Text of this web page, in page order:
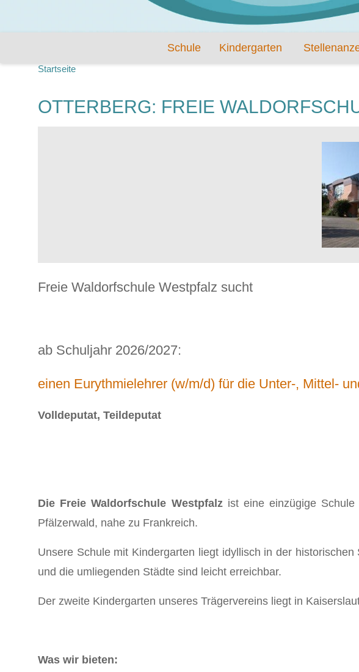
Schule Kindergarten
Startseite
OTTERBERG: FREIE
Freie Waldorfschule Westpfalz sucht
ab Schuljahr 2026/2027:
einen Eurythmielehrer (w/m/d) für die Unter-, Mittel-
Volldeputat, Teildeputat
Die Freie Waldorfschule Westpfalz ist eine einzügige
Pfälzerwald, nahe zu Frankreich.
Unsere Schule mit Kindergarten liegt idyllisch in der
und die umliegenden Städte sind leicht erreichbar.
Der zweite Kindergarten unseres Trägervereins liegt in
Was wir bieten: